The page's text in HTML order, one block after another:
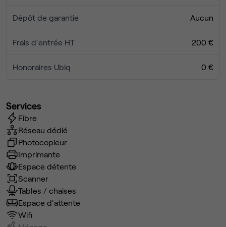
Dépôt de garantie Aucun
Frais d'entrée HT 200 €
Honoraires Ubiq 0 €
Services
Fibre
Réseau dédié
Photocopieur
Imprimante
Espace détente
Scanner
Tables / chaises
Espace d'attente
Wifi